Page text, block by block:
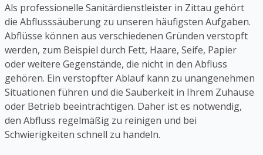
Als professionelle Sanitärdienstleister in Zittau gehört
die Abflusssäuberung zu unseren häufigsten Aufgaben.
Abflüsse können aus verschiedenen Gründen verstopft
werden, zum Beispiel durch Fett, Haare, Seife, Papier
oder weitere Gegenstände, die nicht in den Abfluss
gehören. Ein verstopfter Ablauf kann zu unangenehmen
Situationen führen und die Sauberkeit in Ihrem Zuhause
oder Betrieb beeinträchtigen. Daher ist es notwendig,
den Abfluss regelmäßig zu reinigen und bei
Schwierigkeiten schnell zu handeln.